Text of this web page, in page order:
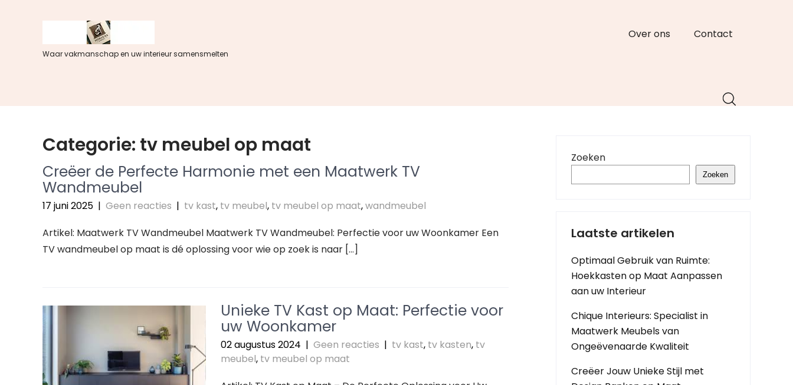
Waar vakmanschap en uw interieur samensmelten
Over ons Contact
Categorie: tv meubel op maat
Creëer de Perfecte Harmonie met een Maatwerk TV
Wandmeubel
17 juni 2025 | Geen reacties | tv kast, tv meubel, tv meubel op maat,wandmeubel
Artikel: Maatwerk TV Wandmeubel Maatwerk TV Wandmeubel: Perfectie voor uw Woonkamer Een
TV wandmeubel op maat is dé oplossing voor wie op zoek is naar […]
Unieke TV Kast op Maat: Perfectie voor
uw Woonkamer
02 augustus 2024 | Geen reacties | tv kast, tv kasten, tv
meubel, tv meubel op maat
Zoeken
Zoeken
Laatste artikelen
Optimaal Gebruik van Ruimte:
Hoekkasten op Maat Aanpassen
aan uw Interieur
Chique Interieurs: Specialist in
Maatwerk Meubels van
Ongeëvenaarde Kwaliteit
Creëer Jouw Unieke Stijl met